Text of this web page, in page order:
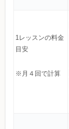
1レッスンの料金
目安
※月４回で計算